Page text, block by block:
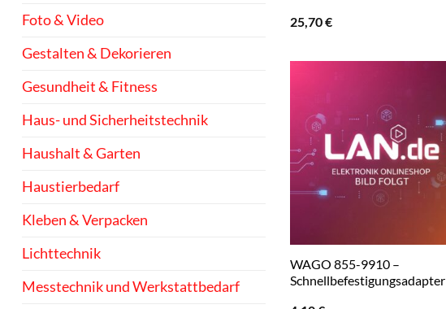
Foto & Video
Gestalten & Dekorieren
Gesundheit & Fitness
Haus- und Sicherheitstechnik
Haushalt & Garten
Haustierbedarf
Kleben & Verpacken
Lichttechnik
Messtechnik und Werkstattbedarf
25,70€
WAGO 855-9910 –
Schnellbefestigungsadapter